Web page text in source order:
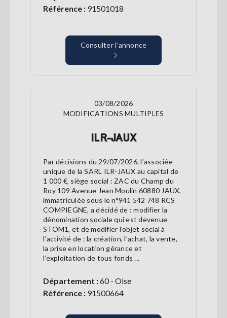
Référence : 91501018
Consulter l’annonce
03/08/2026
MODIFICATIONS MULTIPLES
ILR-JAUX
Par décisions du 29/07/2026, l’associée
unique de la SARL ILR-JAUX au capital de
1 000 €, siège social : ZAC du Champ du
Roy 109 Avenue Jean Moulin 60880 JAUX,
immatriculée sous le n°941 542 748 RCS
COMPIEGNE, a décidé de : modifier la
dénomination sociale qui est devenue
STOM1, et de modifier l’objet social à
l’activité de : la création, l’achat, la vente,
la prise en location gérance et
l’exploitation de tous fonds ...
Département :60 - Oise
Référence : 91500664